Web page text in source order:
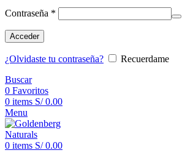
Contraseña *
Acceder
¿Olvidaste tu contraseña?
Recuerdame
Buscar
0 Favoritos
0 items S/0.00
Menu
0 items S/0.00